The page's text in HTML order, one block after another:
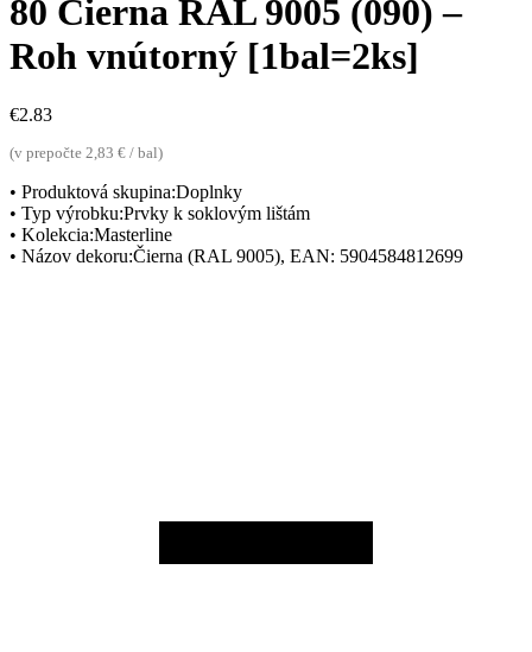
80 Čierna RAL 9005 (090) –
Roh vnútorný [1bal=2ks]
€2.83
(v prepočte 2,83 € / bal)
• Produktová skupina:Doplnky
• Typ výrobku:Prvky k soklovým lištám
• Kolekcia:Masterline
• Názov dekoru:Čierna (RAL 9005), EAN: 5904584812699